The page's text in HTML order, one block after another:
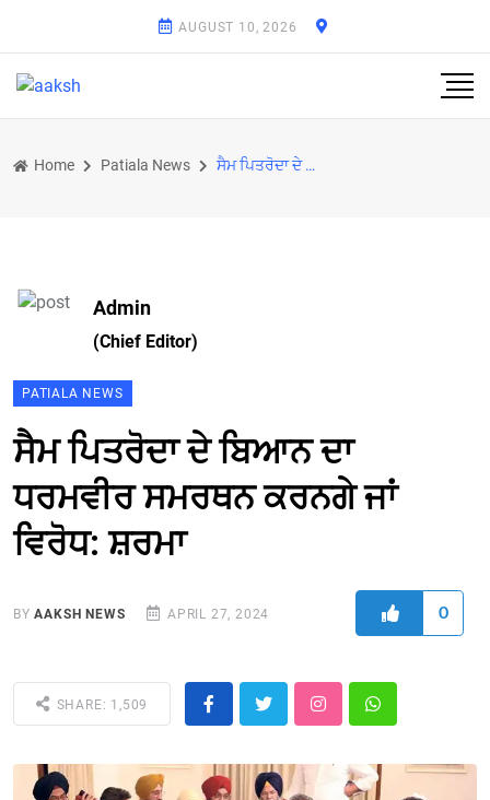
AUGUST 10, 2026
Home Patiala News ਸੈਮ ਪਿਤਰੋਦਾ ਦੇ ਬਿਆਨ ਦਾ ਧਰਮਵੀਰ ਸਮਰਥਨ ਕਰਨਗੇ ਜਾਂ ਵਿਰੋਧ: ਸ਼ਰਮਾ
Admin
(Chief Editor)
PATIALA NEWS
ਸੈਮ ਪਿਤਰੋਦਾ ਦੇ ਬਿਆਨ ਦਾ
ਧਰਮਵੀਰ ਸਮਰਥਨ ਕਰਨਗੇ ਜਾਂ
ਵਿਰੋਧ: ਸ਼ਰਮਾ
BYAAKSH NEWS APRIL 27, 2024 0
SHARE: 1,509